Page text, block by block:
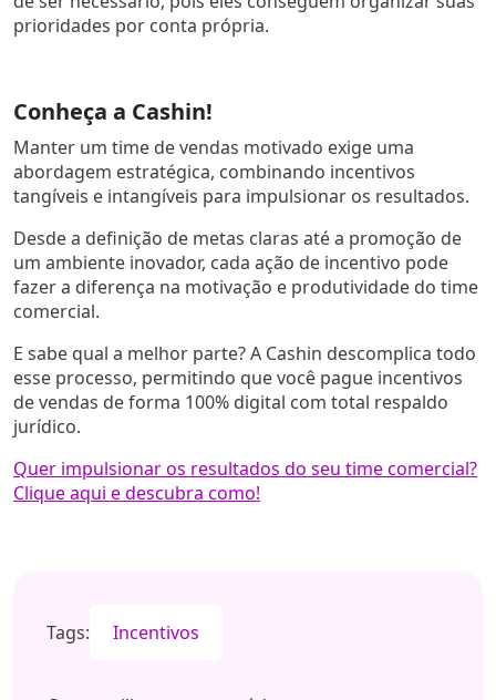
prioridades por conta própria.
Conheça a Cashin!
Manter um time de vendas motivado exige uma
abordagem estratégica, combinando incentivos
tangíveis e intangíveis para impulsionar os resultados.
Desde a definição de metas claras até a promoção de
um ambiente inovador, cada ação de incentivo pode
fazer a diferença na motivação e produtividade do time
comercial.
E sabe qual a melhor parte? A Cashin descomplica todo
esse processo, permitindo que você pague incentivos
de vendas de forma 100% digital com total respaldo
jurídico.
Quer impulsionar os resultados do seu time comercial?
Clique aqui e descubra como!
Tags: Incentivos